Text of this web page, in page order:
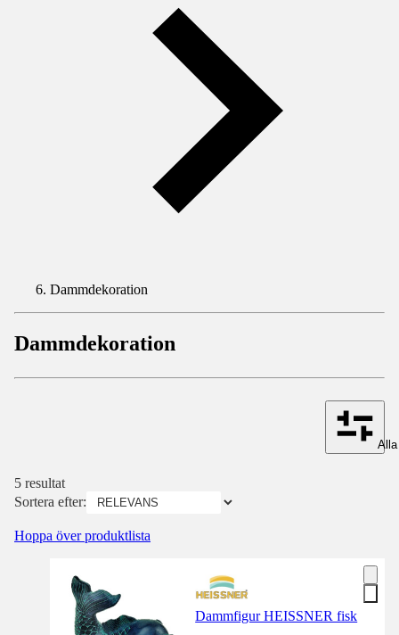
Dammdekoration
Dammdekoration
5 resultat
Sortera efter:
Hoppa över produktlista
Dammfigur HEISSNER fisk